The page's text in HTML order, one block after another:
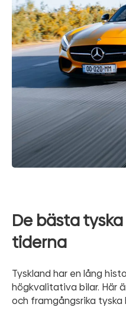
De bästa
tiderna
Tyskland har en lång
högkvalitativa bilar. Här
och framgångsrika